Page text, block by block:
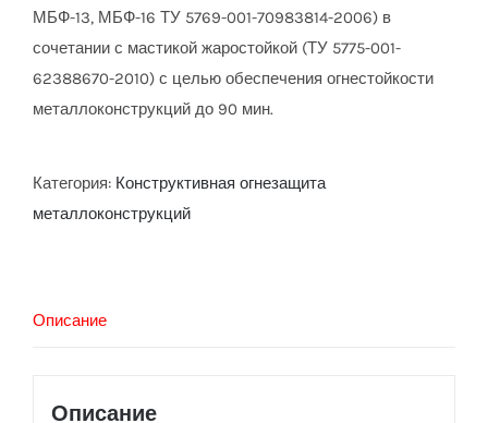
МБФ-13, МБФ-16 ТУ 5769-001-70983814-2006) в
сочетании с мастикой жаростойкой (ТУ 5775-001-
62388670-2010) с целью обеспечения огнестойкости
металлоконструкций до 90 мин.
Категория: Конструктивная огнезащита
металлоконструкций
Описание
Описание